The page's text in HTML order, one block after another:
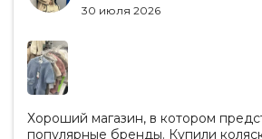
30 июля 2026
Хороший магазин, в котором
популярные бренды. Купили